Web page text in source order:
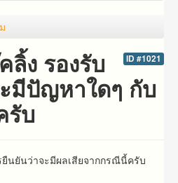
ID #1021
ง รองรับ
มีปัญหาใดๆ กับ
รับ
นยันว่าจะมีผลเสียจากกรณีนี้ครับ